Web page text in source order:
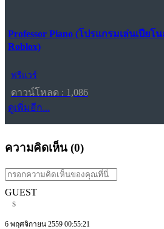
Professor Piano (โปรแกรมเล่นเปีย
Roblox)
ฟรีแวร์
ดาวน์โหลด : 1,086
ดูเพิ่มอีก...
ความคิดเห็น (0)
GUEST
s
6 พฤศจิกายน 2559 00:55:21